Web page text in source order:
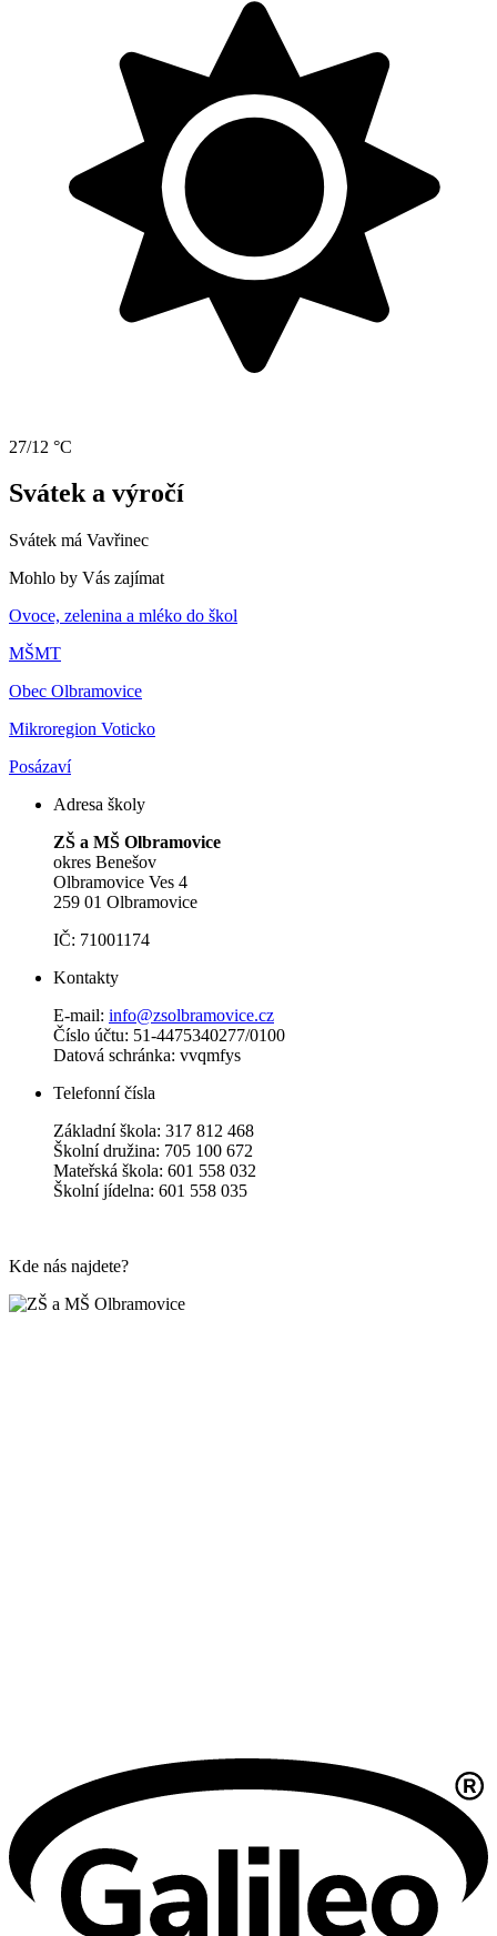
27/12 °C
Svátek a výročí
Svátek má Vavřinec
Mohlo by Vás zajímat
Ovoce, zelenina a mléko do škol
MŠMT
Obec Olbramovice
Mikroregion Voticko
Posázaví
Adresa školy
ZŠ a MŠ Olbramovice
okres Benešov
Olbramovice Ves 4
259 01 Olbramovice
IČ: 71001174
Kontakty
E-mail: info@zsolbramovice.cz
Číslo účtu: 51-4475340277/0100
Datová schránka: vvqmfys
Telefonní čísla
Základní škola: 317 812 468
Školní družina: 705 100 672
Mateřská škola: 601 558 032
Školní jídelna: 601 558 035
Kde nás najdete?